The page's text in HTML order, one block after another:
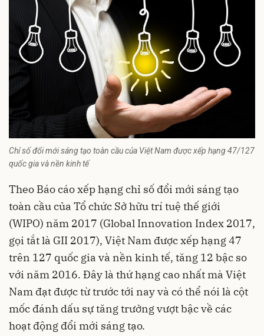
Chỉ số đổi mới sáng tạo toàn cầu của Việt Nam được xếp hạng 47/127
quốc gia và nền kinh tế
Theo Báo cáo xếp hạng chỉ số đổi mới sáng tạo
toàn cầu của Tổ chức Sở hữu trí tuệ thế giới
(WIPO) năm 2017 (Global Innovation Index 2017,
gọi tắt là GII 2017), Việt Nam được xếp hạng 47
trên 127 quốc gia và nền kinh tế, tăng 12 bậc so
với năm 2016. Đây là thứ hạng cao nhất mà Việt
Nam đạt được từ trước tới nay và có thể nói là cột
mốc đánh dấu sự tăng trưởng vượt bậc về các
hoạt động đổi mới sáng tạo.